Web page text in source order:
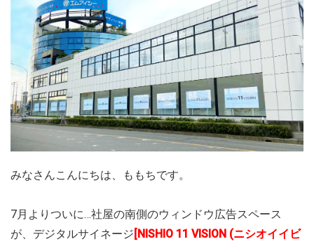
みなさんこんにちは、ももちです。
7月よりついに…社屋の南側のウィンドウ広告スペース
が、デジタルサイネージ [NISHIO 11 VISION (ニシオイイビ